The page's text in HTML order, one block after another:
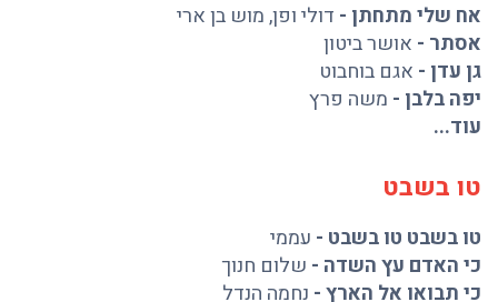
אח שלי מתחתן - דולי ופן,מוש בן ארי
אסתר - אושר ביטון
גן עדן - אגם בוחבוט
יפה בלבן - משה פרץ
עוד...
טו בשבט
טו בשבט טו בשבט - עממי
כי האדם עץ השדה - שלום חנוך
כי תבואו אל הארץ- נחמה הנדל